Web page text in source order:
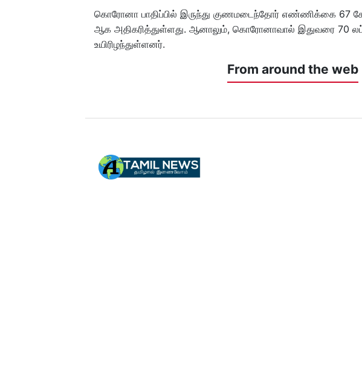
கொரோனா பாதிப்பில் இருந்து குணமடைந்தோர் எண்ணிக்கை 67
ஆக அதிகரித்துள்ளது. ஆனாலும், கொரோனாவால் இதுவரை 70
உயிரிழந்துள்ளனர்.
From around the web